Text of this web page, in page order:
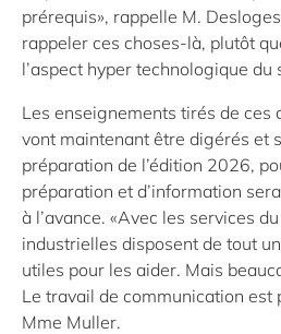
prérequis», rappelle M.
rappeler ces choses-là, plutôt
l’aspect hyper technologique du
Les enseignements tirés de ces
vont maintenant être digérés et
préparation de l’édition 2026,
préparation et d’information
à l’avance. «Avec les services
industrielles disposent de tout
utiles pour les aider. Mais
Le travail de communication est
Mme Muller.